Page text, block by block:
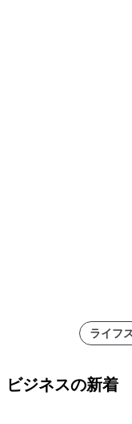
ライフ
ビジネスの新着